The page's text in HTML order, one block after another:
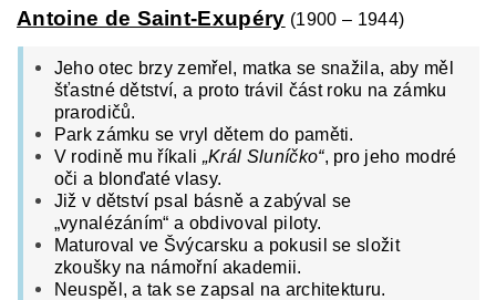
Antoine de Saint-Exupéry (1900 – 1944)
Jeho otec brzy zemřel, matka se snažila, aby měl
šťastné dětství, a proto trávil část roku na zámku
prarodičů.
Park zámku se vryl dětem do paměti.
V rodině mu říkali „Král Sluníčko“, pro jeho modré
oči a blonďaté vlasy.
Již v dětství psal básně a zabýval se
„vynalézáním“ a obdivoval piloty.
Maturoval ve Švýcarsku a pokusil se složit
zkoušky na námořní akademii.
Neuspěl, a tak se zapsal na architekturu.